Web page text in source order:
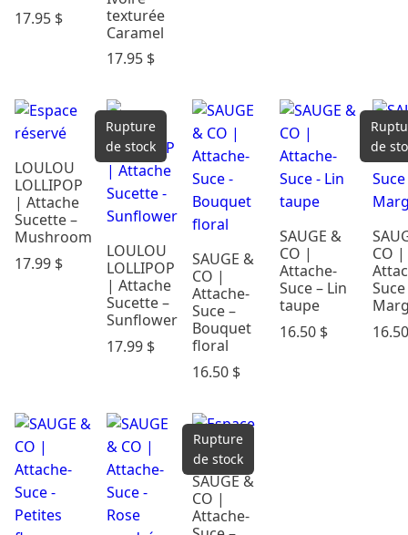
17.95 $
texturée
Caramel
17.95 $
LOULOU
LOLLIPOP
| Attache
Sucette –
Mushroom
17.99 $
Rupture
de stock
LOULOU
LOLLIPOP
| Attache
Sucette –
Sunflower
17.99 $
SAUGE &
CO |
Attache-
Suce –
Bouquet
floral
16.50 $
SAUGE &
CO |
Attache-
Suce – Lin
taupe
16.50 $
de
CO |
Suce
Rupture
de stock
SAUGE &
CO |
Attache-